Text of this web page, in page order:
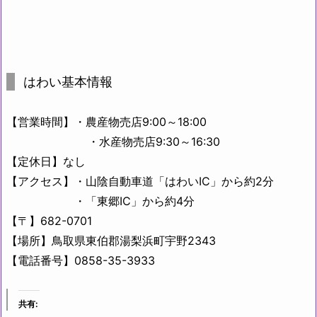
はわい基本情報
【営業時間】・農産物売店9:00～18:00
・水産物売店9:30～16:30
【定休日】なし
【アクセス】・山陰自動車道「はわいIC」から約2分
・「東郷IC」から約4分
【〒】682-0701
【場所】鳥取県東伯郡湯梨浜町宇野2343
【電話番号】0858-35-3933
共有: